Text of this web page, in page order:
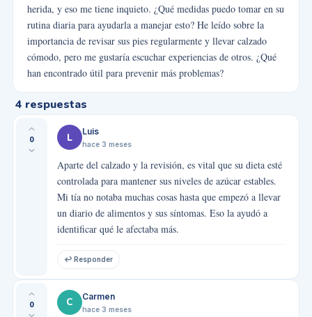
herida, y eso me tiene inquieto. ¿Qué medidas puedo tomar en su
rutina diaria para ayudarla a manejar esto? He leído sobre la
importancia de revisar sus pies regularmente y llevar calzado
cómodo, pero me gustaría escuchar experiencias de otros. ¿Qué
han encontrado útil para prevenir más problemas?
4 respuestas
0 L Luis
hace 3 meses
Aparte del calzado y la revisión, es vital que su dieta esté
controlada para mantener sus niveles de azúcar estables.
Mi tía no notaba muchas cosas hasta que empezó a llevar
un diario de alimentos y sus síntomas. Eso la ayudó a
identificar qué le afectaba más.
↩ Responder
0 C Carmen
hace 3 meses